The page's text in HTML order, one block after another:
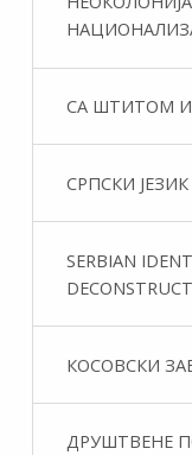
СА ШТИТОМ
СРПСКИ
SERBIAN
КОСОВСКИ
ДРУШТВЕНЕ